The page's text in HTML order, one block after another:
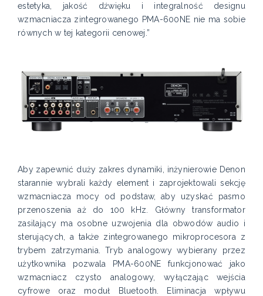
estetyka, jakość dźwięku i integralność designu
wzmacniacza zintegrowanego PMA-600NE nie ma sobie
równych w tej kategorii cenowej.”
Aby zapewnić duży zakres dynamiki, inżynierowie Denon
starannie wybrali każdy element i zaprojektowali sekcję
wzmacniacza mocy od podstaw, aby uzyskać pasmo
przenoszenia aż do 100 kHz. Główny transformator
zasilający ma osobne uzwojenia dla obwodów audio i
sterujących, a także zintegrowanego mikroprocesora z
trybem zatrzymania. Tryb analogowy wybierany przez
użytkownika pozwala PMA-600NE funkcjonować jako
wzmacniacz czysto analogowy, wyłączając wejścia
cyfrowe oraz moduł Bluetooth. Eliminacja wpływu